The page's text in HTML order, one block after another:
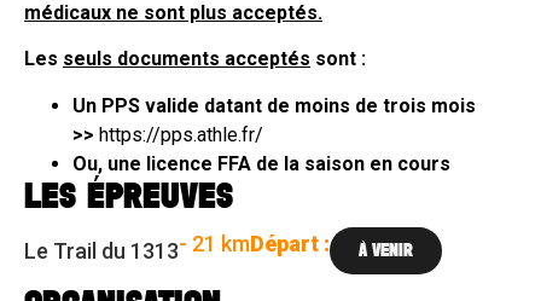
médicaux ne sont plus acceptés.
Les seuls documents acceptés sont :
Un PPS valide datant de moins de trois mois
>> https://pps.athle.fr/
Ou, une licence FFA de la saison en cours
LES ÉPREUVES
Le Trail du 1313- 21 kmDépart : À VENIR